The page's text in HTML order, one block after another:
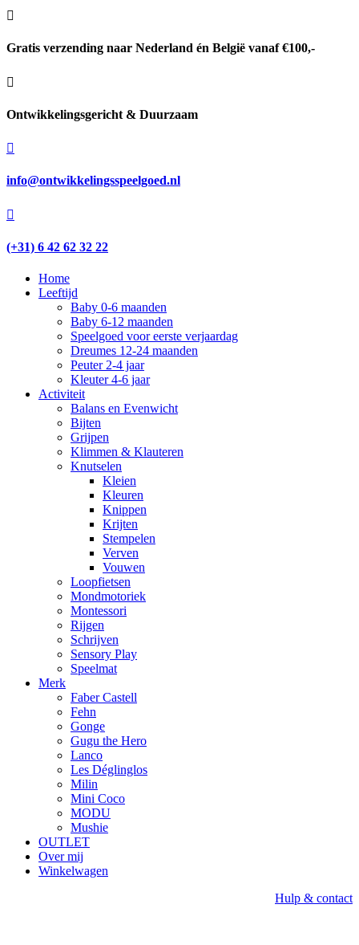

Gratis verzending naar Nederland én België vanaf €100,-

Ontwikkelingsgericht & Duurzaam

info@ontwikkelingsspeelgoed.nl

(+31) 6 42 62 32 22
Home
Leeftijd
Baby 0-6 maanden
Baby 6-12 maanden
Speelgoed voor eerste verjaardag
Dreumes 12-24 maanden
Peuter 2-4 jaar
Kleuter 4-6 jaar
Activiteit
Balans en Evenwicht
Bijten
Grijpen
Klimmen & Klauteren
Knutselen
Kleien
Kleuren
Knippen
Krijten
Stempelen
Verven
Vouwen
Loopfietsen
Mondmotoriek
Montessori
Rijgen
Schrijven
Sensory Play
Speelmat
Merk
Faber Castell
Fehn
Gonge
Gugu the Hero
Lanco
Les Déglinglos
Milin
Mini Coco
MODU
Mushie
OUTLET
Over mij
Winkelwagen
Hulp & contact